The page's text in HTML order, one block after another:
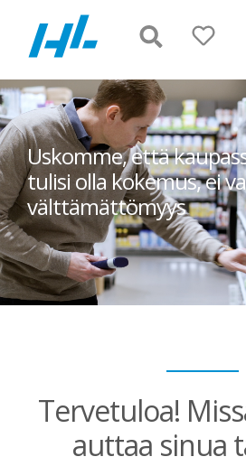
Uskomme, että
tulisi olla kokemus, ei
välttämättömyys
Tervetuloa!
auttaa sinua